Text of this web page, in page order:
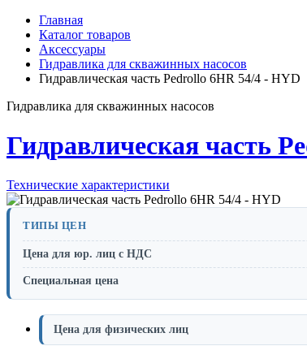
Главная
Каталог товаров
Аксессуары
Гидравлика для скважинных насосов
Гидравлическая часть Pedrollo 6HR 54/4 - HYD
Гидравлика для скважинных насосов
Гидравлическая часть
Технические характеристики
ТИПЫ ЦЕН
Цена для юр. лиц с НДС
Специальная цена
Цена для физических лиц